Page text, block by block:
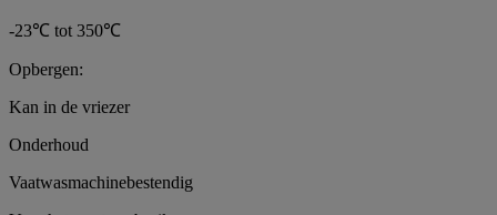
-23℃ tot 350℃
Opbergen:
Kan in de vriezer
Onderhoud
Vaatwasmachinebestendig